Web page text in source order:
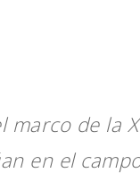
marco de la
en el